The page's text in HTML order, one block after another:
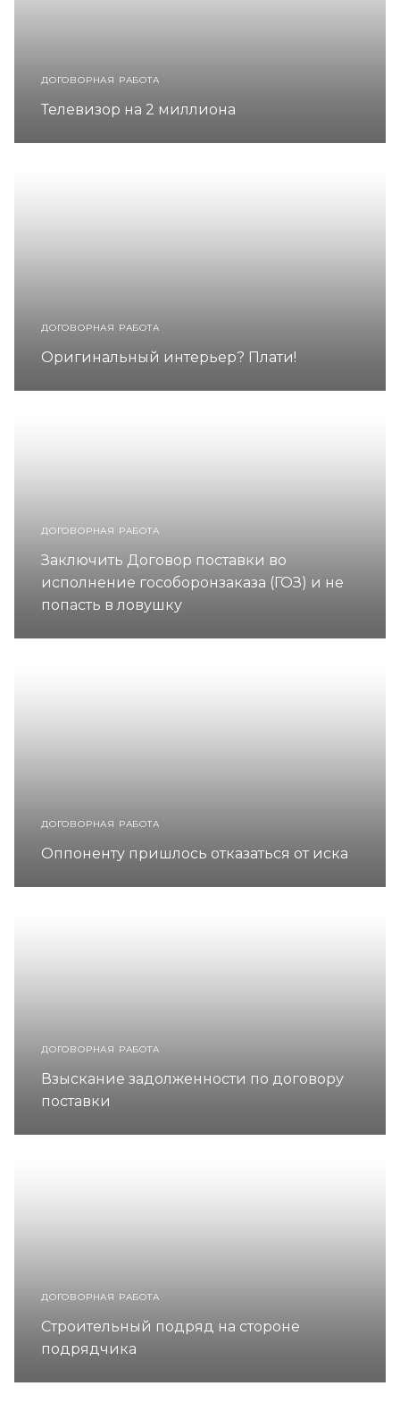
ДОГОВОРНАЯ РАБОТА
Телевизор на 2 миллиона
ДОГОВОРНАЯ РАБОТА
Оригинальный интерьер? Плати!
ДОГОВОРНАЯ РАБОТА
Заключить Договор поставки во
исполнение гособоронзаказа (ГОЗ) и не
попасть в ловушку
ДОГОВОРНАЯ РАБОТА
Оппоненту пришлось отказаться от иска
ДОГОВОРНАЯ РАБОТА
Взыскание задолженности по договору
поставки
ДОГОВОРНАЯ РАБОТА
Строительный подряд на стороне
подрядчика